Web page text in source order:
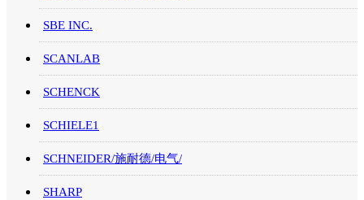
SBE INC.
SCANLAB
SCHENCK
SCHIELE1
SCHNEIDER/施耐德/电气/
SHARP